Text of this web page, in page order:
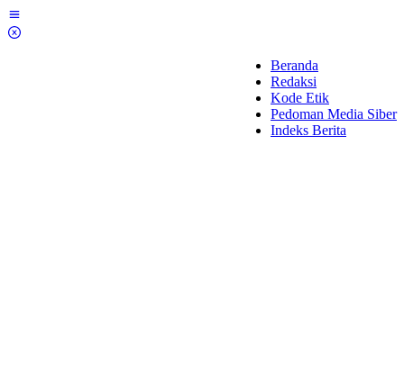
Lewati
ke
Beranda
Redaksi
Kode Etik
Pedoman Media Siber
Indeks Berita